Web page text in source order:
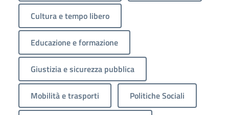
Cultura e tempo libero
Educazione e formazione
Giustizia e sicurezza pubblica
Mobilità e trasporti Politiche Sociali